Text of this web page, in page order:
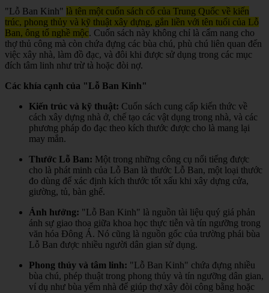
"Lỗ Ban Kinh" là tên một cuốn sách cổ của Trung Quốc về kiến
trúc, phong thủy và kỹ thuật xây dựng, gắn liền với tên tuổi của Lỗ
Ban, ông tổ nghề mộc. Cuốn sách này không chỉ là cẩm nang cho
thợ thủ công mà còn chứa đựng các bùa chú, phù chú liên quan đến
việc xây nhà, làm đồ đạc, và đôi khi được sử dụng trong các mục
đích tâm linh như trừ tà hoặc đòi nợ.
Các khía cạnh của "Lỗ Ban Kinh"
Kiến trúc và kỹ thuật: Cuốn sách cung cấp kiến thức về
cách xây dựng nhà ở, chế tạo các vật dụng trong nhà, và các
phương pháp đo đạc theo kích thước được cho là mang lại
may mắn.
Thước Lỗ Ban: Một trong những công cụ nổi tiếng được
cho là phát minh của Lỗ Ban là thước Lỗ Ban, một loại thước
đo dùng để xác định kích thước tốt xấu khi xây dựng cửa,
giường, tủ, bàn ghế.
Ảnh hưởng: "Lỗ Ban Kinh" là nguồn tài liệu quý giá phản
ánh sự giao thoa giữa khoa học thực tiễn và tín ngưỡng trong
văn hóa Đông Á. Nó cũng là nguồn gốc của trường phái bùa
Lỗ Ban được nhiều người dân gian sử dụng.
Phong thủy và tâm linh: "Lỗ Ban Kinh" chứa đựng nhiều
bùa chú, phép thuật trong phong thủy và tín ngưỡng dân gian,
ví dụ như bùa yểm nhà để giúp thợ xây đòi công bằng hoặc